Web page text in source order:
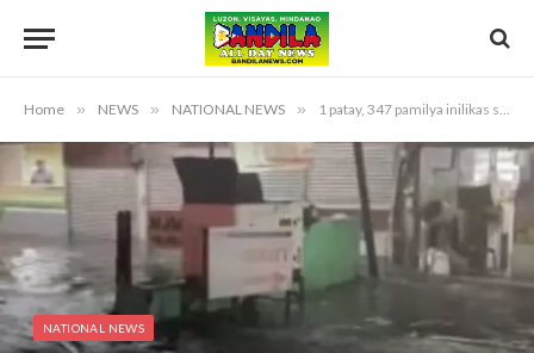
Home » NEWS » NATIONAL NEWS » 1 patay, 347 pamilya inilikas sa baha sa Davao
NATIONAL NEWS